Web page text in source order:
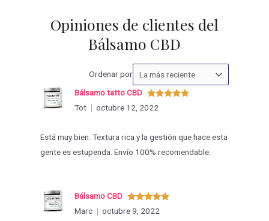
Opiniones de clientes del
Bálsamo CBD
Ordenar porOrdenar
las
Valorado
con
Bálsamo tatto CBD
Tot
octubre 12, 2022
Está muy bien. Textura rica y la gestión que hace esta
gente es estupenda. Envío 100% recomendable.
Valorado
con5de 5
Bálsamo CBD
Marc
octubre 9, 2022